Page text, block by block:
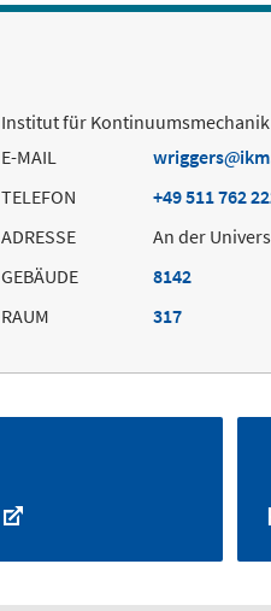
Institut für Kontinuumsmechanik
E-MAIL
wriggers
TELEFON
+49 511 762
ADRESSE
An der
GEBÄUDE
8142
RAUM
317